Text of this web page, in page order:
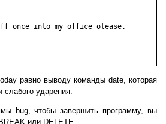
once into my office olease.
равно выводу команды date, которая
ударения.
bug, чтобы завершить программу, вы
или DELETE.